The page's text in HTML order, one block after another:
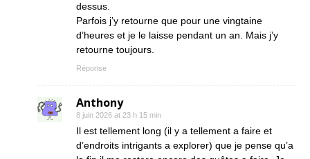
dessus.
Parfois j’y retourne que pour une vingtaine
d’heures et je le laisse pendant un an. Mais j’y
retourne toujours.
Réponse
Anthony
8 juin 2026 at 23 h 15 min
Il est tellement long (il y a tellement a faire et
d’endroits intrigants a explorer) que je pense qu’a